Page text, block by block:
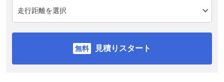
見積りスタート